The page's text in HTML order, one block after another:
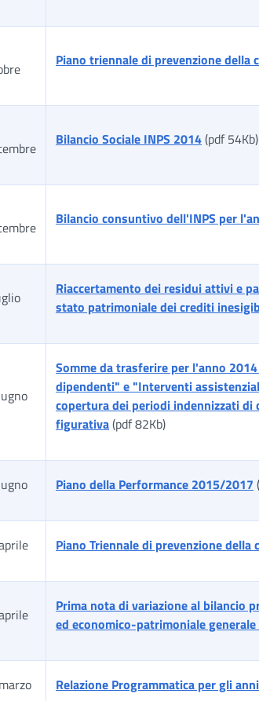
Piano triennale di prevenzione della
Bilancio Sociale INPS 2014(pdf 54Kb)
Bilancio consuntivo dell'INPS per
Riaccertamento dei residui attivi e
stato patrimoniale dei crediti
Somme da trasferire per l'anno
dipendenti" e "Interventi
copertura dei periodi indennizzati
figurativa(pdf 82Kb)
Piano della Performance 2015/2017
Piano Triennale di prevenzione
Prima nota di variazione al bilancio
ed economico-patrimoniale
Relazione Programmatica per gli